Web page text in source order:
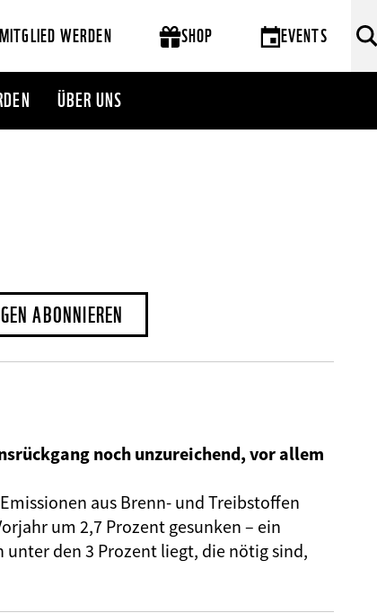
WERDEN SHOP EVENTS
ÜBER UNS
ABONNIEREN
noch unzureichend, vor allem
aus Brenn- und Treibstoffen
um 2,7 Prozent gesunken – ein
unter den 3 Prozent liegt, die nötig sind,